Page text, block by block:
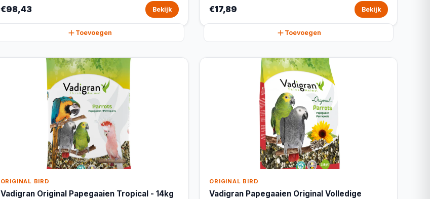
€98,43 Bekijk
Toevoegen
€17,89 Bekijk
Toevoegen
ORIGINAL BIRD
Vadigran Original Papegaaien Tropical - 14kg
ORIGINAL BIRD
Vadigran Papegaaien Original Volledige